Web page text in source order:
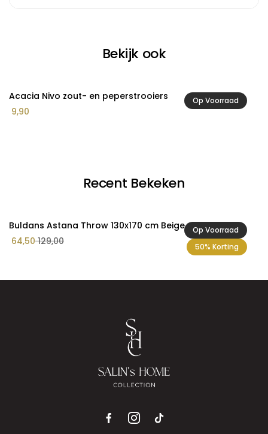
Bekijk ook
Op Voorraad
Acacia Nivo zout- en peperstrooiers
9,90
Recent Bekeken
Op Voorraad
50% Korting
Buldans Astana Throw 130x170 cm Beige
64,50129,00